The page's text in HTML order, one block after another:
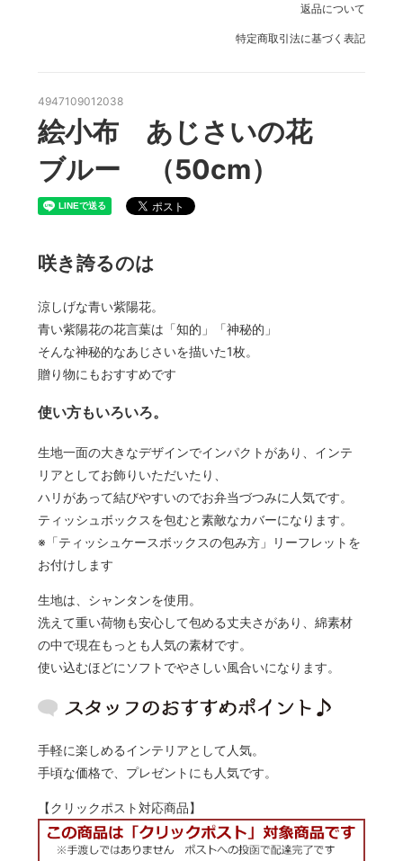
返品について
特定商取引法に基づく表記
4947109012038
絵小布 あじさいの花
ブルー （50cm）
咲き誇るのは
涼しげな青い紫陽花。
青い紫陽花の花言葉は「知的」「神秘的」
そんな神秘的なあじさいを描いた1枚。
贈り物にもおすすめです
使い方もいろいろ。
生地一面の大きなデザインでインパクトがあり、インテ
リアとしてお飾りいただいたり、
ハリがあって結びやすいのでお弁当づつみに人気です。
ティッシュボックスを包むと素敵なカバーになります。
※「ティッシュケースボックスの包み方」リーフレットを
お付けします
生地は、シャンタンを使用。
洗えて重い荷物も安心して包める丈夫さがあり、綿素材
の中で現在もっとも人気の素材です。
使い込むほどにソフトでやさしい風合いになります。
手軽に楽しめるインテリアとして人気。
手頃な価格で、プレゼントにも人気です。
【クリックポスト対応商品】